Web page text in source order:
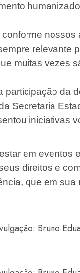
nossos
relevante
muitas vezes
participação da
Secretaria
iniciativas
em eventos
direitos e
que em sua
Bruno